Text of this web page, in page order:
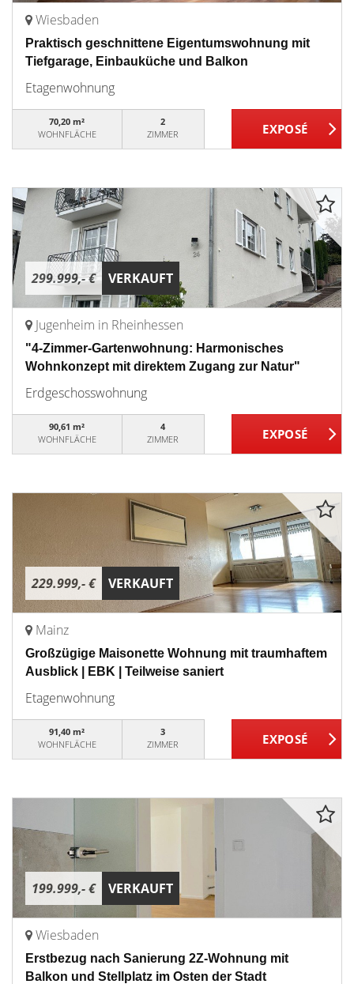
Wiesbaden
Praktisch geschnittene Eigentumswohnung mit
Tiefgarage, Einbauküche und Balkon
Etagenwohnung
70,20 m²
WOHNFLÄCHE
2
ZIMMER
299.999,- € VERKAUFT
Jugenheim in Rheinhessen
"4-Zimmer-Gartenwohnung: Harmonisches
Wohnkonzept mit direktem Zugang zur Natur"
Erdgeschosswohnung
90,61 m²
WOHNFLÄCHE
4
ZIMMER
229.999,- € VERKAUFT
Mainz
Großzügige Maisonette Wohnung mit traumhaftem
Ausblick | EBK | Teilweise saniert
Etagenwohnung
91,40 m²
WOHNFLÄCHE
3
ZIMMER
199.999,- € VERKAUFT
Wiesbaden
Erstbezug nach Sanierung 2Z-Wohnung mit
Balkon und Stellplatz im Osten der Stadt